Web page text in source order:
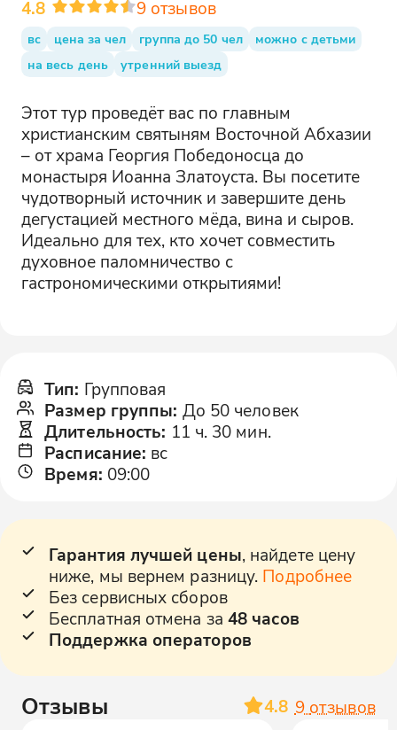
4.8
9 отзывов
вс цена за чел группа до 50 чел
можно с детьми
на весь день
утренний выезд
Этот тур проведёт вас по главным
христианским святыням Восточной Абхазии
– от храма Георгия Победоносца до
монастыря Иоанна Златоуста. Вы посетите
чудотворный источник и завершите день
дегустацией местного мёда, вина и сыров.
Идеально для тех, кто хочет совместить
духовное паломничество с
гастрономическими открытиями!
Тип: Групповая
Размер группы: До 50 человек
Длительность: 11 ч. 30 мин.
Расписание: вс
Время: 09:00
Гарантия лучшей цены, найдете цену
ниже, мы вернем разницу. Подробнее
Без сервисных сборов
Бесплатная отмена за 48 часов
Поддержка операторов
Отзывы 4.8 9 отзывов